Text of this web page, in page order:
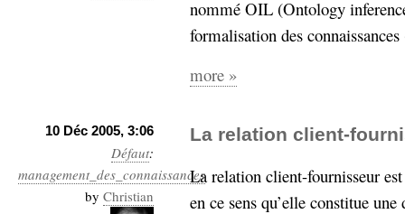
nommé OIL (Ontology
formalisation des
more »
10 Déc 2005, 3:06
Défaut:
management_des_connaissances
by Christian
La relation client-
La relation client-fournisseur
en ce sens qu’elle constitue